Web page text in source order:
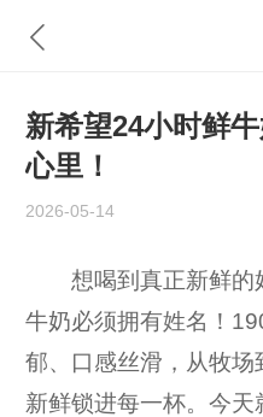
新希望24小时鲜
心里！
2026-05-14
想喝到真正新鲜的
牛奶必须拥有姓名！
郁、口感丝滑，从牧
新鲜锁进每一杯。今